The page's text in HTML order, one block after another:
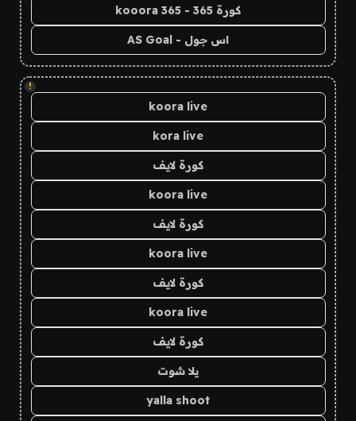
كورة 365 - kooora 365
اس جول - AS Goal
!
koora live
kora live
كورة لايف
koora live
كورة لايف
koora live
كورة لايف
koora live
كورة لايف
يلا شوت
yalla shoot